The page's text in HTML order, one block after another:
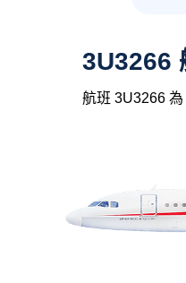
3U3266
航班 3U3266